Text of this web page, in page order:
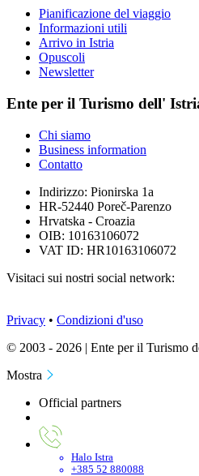
Pianificazione del viaggio
Informazioni utili
Arrivo in Istria
Opuscoli
Newsletter
Ente per il Turismo dell'
Chi siamo
Business information
Contatto
Indirizzo: Pionirska 1a
HR-52440 Poreč-Parenzo
Hrvatska - Croazia
OIB: 10163106072
VAT ID: HR10163106072
Visitaci sui nostri social network:
Privacy • Condizioni d'uso
© 2003 - 2026 | Ente per il Turismo
Mostra
Official partners
Halo Istra
+385 52 880088